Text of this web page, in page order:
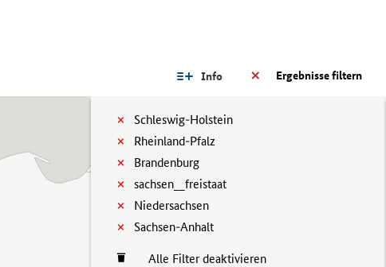
Ergebnisse filtern
Info
Schleswig-Holstein
Rheinland-Pfalz
Brandenburg
sachsen__freistaat
Niedersachsen
Sachsen-Anhalt
Alle Filter deaktivieren